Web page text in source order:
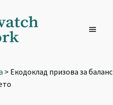
> Екодоклад призова за баланс